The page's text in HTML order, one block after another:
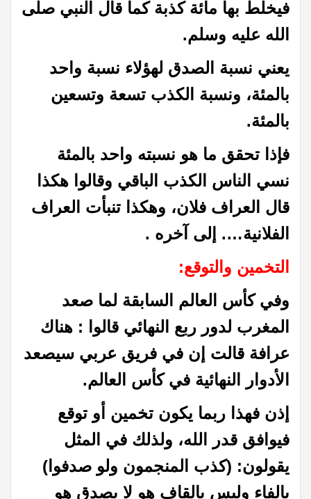
فيخلط بها مائة كذبة كما قال النبي صلى
الله عليه وسلم.
يعني نسبة الصدق لهؤلاء نسبة واحد
بالمئة، ونسبة الكذب تسعة وتسعين
بالمئة.
فإذا تحقق ما هو نسبته واحد بالمئة
نسي الناس الكذب الباقي وقالوا هكذا
قال العراف فلان، وهكذا تنبأت العراف
الفلانية…. إلى آخره .
التخمين والتوقع:
وفي كأس العالم السابقة لما صعد
المغرب لدور ربع النهائي قالوا : هناك
عرافة قالت إن في فريق عربي سيصعد
الأدوار النهائية في كأس العالم.
إذن فهذا ربما يكون تخمين أو توقع
فيوافق قدر الله، ولذلك في المثل
يقولون: (كذب المنجمون ولو صدفوا)
بالفاء وليس بالقاف هو لا يصدق هو